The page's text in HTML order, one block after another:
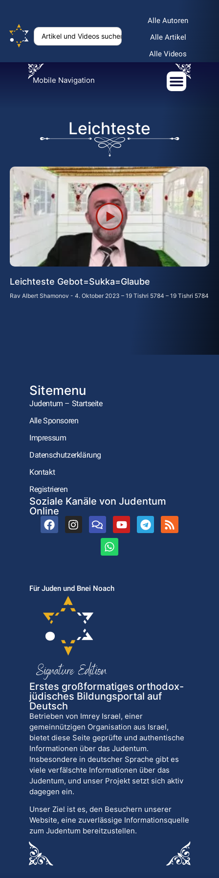
Alle Autoren
Alle Artikel
Alle Videos
Mobile Navigation
Leichteste
Leichteste Gebot=Sukka=Glaube
Rav Albert Shamonov 4. Oktober 2023 – 19 Tishri 5784 – 19 Tishri 5784
Sitemenu
Judentum – Startseite
Alle Sponsoren
Impressum
Datenschutzerklärung
Kontakt
Registrieren
Soziale Kanäle von Judentum
Online
Für Juden und Bnei Noach
Erstes großformatiges orthodox-
jüdisches Bildungsportal auf
Deutsch
Betrieben von Imrey Israel, einer
gemeinnützigen Organisation aus Israel,
bietet diese Seite geprüfte und authentische
Informationen über das Judentum.
Insbesondere in deutscher Sprache gibt es
viele verfälschte Informationen über das
Judentum, und unser Projekt setzt sich aktiv
dagegen ein.
Unser Ziel ist es, den Besuchern unserer
Website, eine zuverlässige Informationsquelle
zum Judentum bereitzustellen.